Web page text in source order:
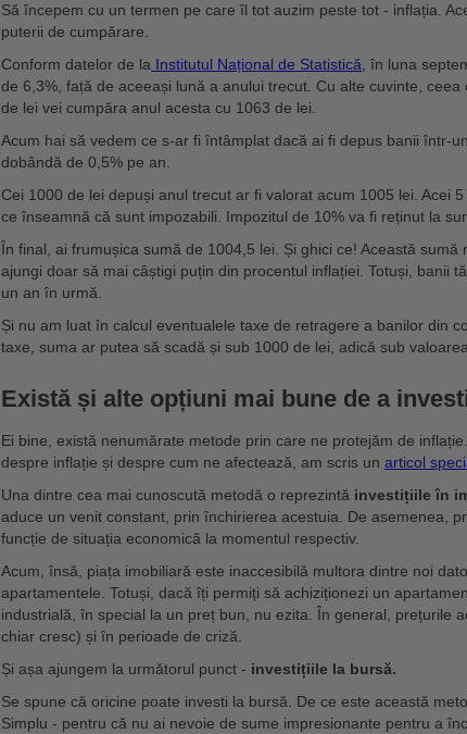
Să începem cu un termen pe care îl tot auzim peste tot - inflația.
puterii de cumpărare.
Conform datelor de la Institutul Național de Statistică, în luna
de 6,3%, față de aceeași lună a anului trecut. Cu alte cuvinte,
de lei vei cumpăra anul acesta cu 1063 de lei.
Acum hai să vedem ce s-ar fi întâmplat dacă ai fi depus banii într-
dobândă de 0,5% pe an.
Cei 1000 de lei depuși anul trecut ar fi valorat acum 1005 lei. Acei
ce înseamnă că sunt impozabili. Impozitul de 10% va fi reținut la
În final, ai frumușica sumă de 1004,5 lei. Și ghici ce! Această sumă
ajungi doar să mai câștigi puțin din procentul inflației. Totuși, banii
un an în urmă.
Și nu am luat în calcul eventualele taxe de retragere a banilor din
taxe, suma ar putea să scadă și sub 1000 de lei, adică sub
Există și alte opțiuni mai bune de a
Ei bine, există nenumărate metode prin care ne protejăm de
despre inflație și despre cum ne afectează, am scris un articol
Una dintre cea mai cunoscută metodă o reprezintă investițiile în
aduce un venit constant, prin închirierea acestuia. De asemenea,
funcție de situația economică la momentul respectiv.
Acum, însă, piața imobiliară este inaccesibilă multora dintre noi
apartamentele. Totuși, dacă îți permiți să achiziționezi un
industrială, în special la un preț bun, nu ezita. În general, prețurile
chiar cresc) și în perioade de criză.
Și așa ajungem la următorul punct - investițiile la bursă.
Se spune că oricine poate investi la bursă. De ce este această
Simplu - pentru că nu ai nevoie de sume impresionante pentru a